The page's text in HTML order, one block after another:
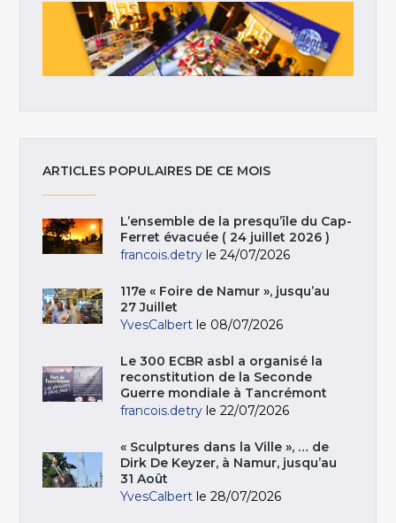
ARTICLES POPULAIRES DE CE MOIS
L’ensemble de la presqu’île du Cap-
Ferret évacuée ( 24 juillet 2026 )
francois.detry le 24/07/2026
117e « Foire de Namur », jusqu’au
27 Juillet
YvesCalbert le 08/07/2026
Le 300 ECBR asbl a organisé la
reconstitution de la Seconde
Guerre mondiale à Tancrémont
francois.detry le 22/07/2026
« Sculptures dans la Ville », … de
Dirk De Keyzer, à Namur, jusqu’au
31 Août
YvesCalbert le 28/07/2026